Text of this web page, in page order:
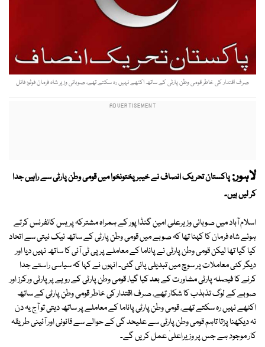
صرف اقتدار کی خاطر قومی وطن پارٹی کے ساتھ اکٹھے نہیں رہ سکتے تھے، صوبائی وزیر شاہ فرمان فوٹو: فائل
لاہور:پاکستان تحریک انصاف نے خیبر پختونخوا میں قومی وطن پارٹی سے راہیں جدا
کر لیں ہیں۔
اسلام آباد میں صوبائی وزیرعلی امین گنڈا پور کے ہمراہ مشترکہ پریس کانفرنس کرتے
ہوئے شاہ فرمان کا کہنا تھا کہ صوبے میں قومی وطن پارٹی کے ساتھ نیک نیتی سے اتحاد
کیا گیا تھا لیکن قومی وطن پارٹی نے پاناما کے معاملے پر پی ٹی آئی کا ساتھ نہیں دیا اور
دیگر کئی معاملات پر سوچ میں تبدیلی پائی گئی۔ انہوں نے کہا کہ سیاسی راستے جدا
کرنے کا فیصلہ پارٹی مشاورت کے بعد کیا گیا، قومی وطن پارٹی کے رویے پر پارٹی ورکرز اور
صوبے کے لوگ تذبذب کا شکار تھے، صرف اقتدار کی خاطر قومی وطن پارٹی کے ساتھ
اکٹھے نہیں رہ سکتے تھے، قومی وطن پارٹی پاناما کے معاملے پر ساتھ دیتی تو آج یہ دن
نہ دیکھنا پڑتا تاہم قومی وطن پارٹی سے علیحد گی کے حوالے سے قانونی اور آئینی طریقہ
کار موجود ہے جس پر وزیراعلیٰ عمل کریں گے۔